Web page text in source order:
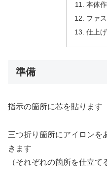
本体
ファ
仕上げ
準備
指示の箇所に芯を貼ります
三つ折り箇所にアイロンを
きます
（それぞれの箇所を仕立て